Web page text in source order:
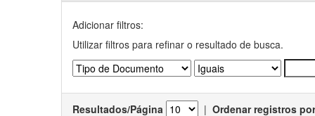
Adicionar filtros:
Utilizar filtros para refinar o resultado de busca.
Resultados/Página | Ordenar registros por